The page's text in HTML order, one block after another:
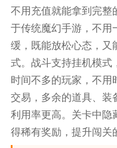
不用充值就能拿到完整
于传统魔幻手游，不用
缓，既能放松心态，又
式。战斗支持挂机模式
时间不多的玩家，不用
交易，多余的道具、装
利用率更高。关卡中隐
得稀有奖励，提升闯关